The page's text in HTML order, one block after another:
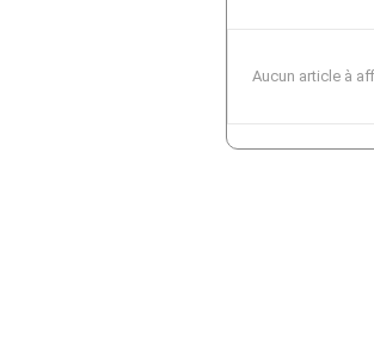
Aucun article à